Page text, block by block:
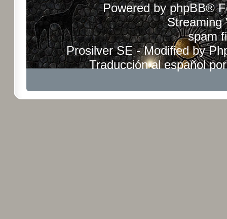
Powered byphpBB®
Streaming
spam
Prosilver SE - Modified by
Traducción al español